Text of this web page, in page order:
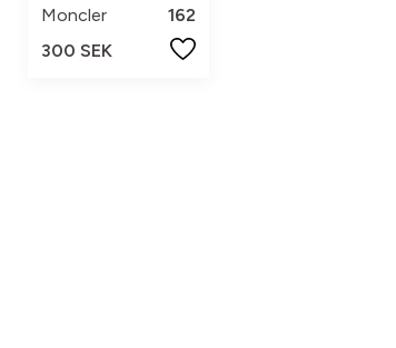
Moncler
162
300 SEK